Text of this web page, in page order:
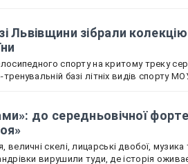
Львівщини зібрали
спорту на критому треку
базі літніх видів спорту
до середньовічної
величні скелі, лицарські двобої,
вирушили туди, де історія